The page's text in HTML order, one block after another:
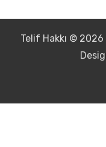
Telif Hakkı © 2026